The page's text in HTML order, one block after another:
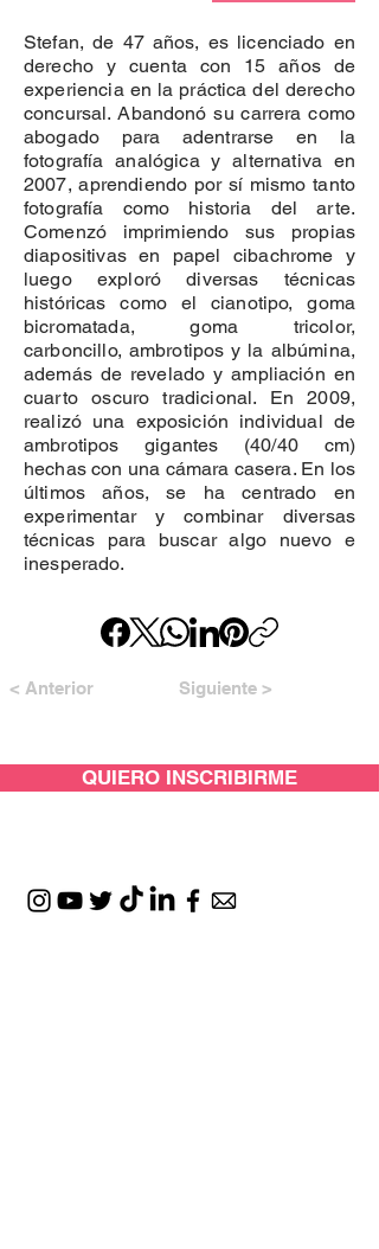
Stefan, de 47 años, es licenciado en
derecho y cuenta con 15 años de
experiencia en la práctica del derecho
concursal. Abandonó su carrera como
abogado para adentrarse en la
fotografía analógica y alternativa en
2007, aprendiendo por sí mismo tanto
fotografía como historia del arte.
Comenzó imprimiendo sus propias
diapositivas en papel cibachrome y
luego exploró diversas técnicas
históricas como el cianotipo, goma
bicromatada, goma tricolor,
carboncillo, ambrotipos y la albúmina,
además de revelado y ampliación en
cuarto oscuro tradicional. En 2009,
realizó una exposición individual de
ambrotipos gigantes (40/40 cm)
hechas con una cámara casera. En los
últimos años, se ha centrado en
experimentar y combinar diversas
técnicas para buscar algo nuevo e
inesperado.
< Anterior Siguiente >
QUIERO INSCRIBIRME